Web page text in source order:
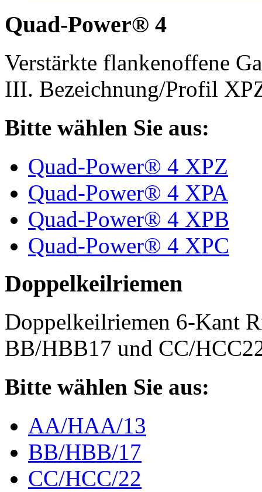
Quad-Power® 4
Verstärkte flankenoffene
III. Bezeichnung/Profil
Bitte wählen Sie aus:
Quad-Power® 4 XPZ
Quad-Power® 4 XPA
Quad-Power® 4 XPB
Quad-Power® 4 XPC
Doppelkeilriemen
Doppelkeilriemen 6-Kant
BB/HBB17 und CC/
Bitte wählen Sie aus:
AA/HAA/13
BB/HBB/17
CC/HCC/22